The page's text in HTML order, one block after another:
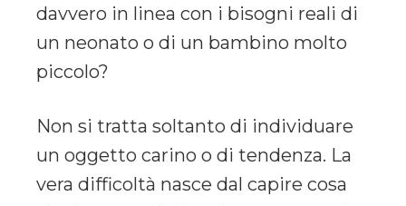
davvero in linea con i bisogni reali di
un neonato o di un bambino molto
piccolo?
Non si tratta soltanto di individuare
un oggetto carino o di tendenza. La
vera difficoltà nasce dal capire cosa